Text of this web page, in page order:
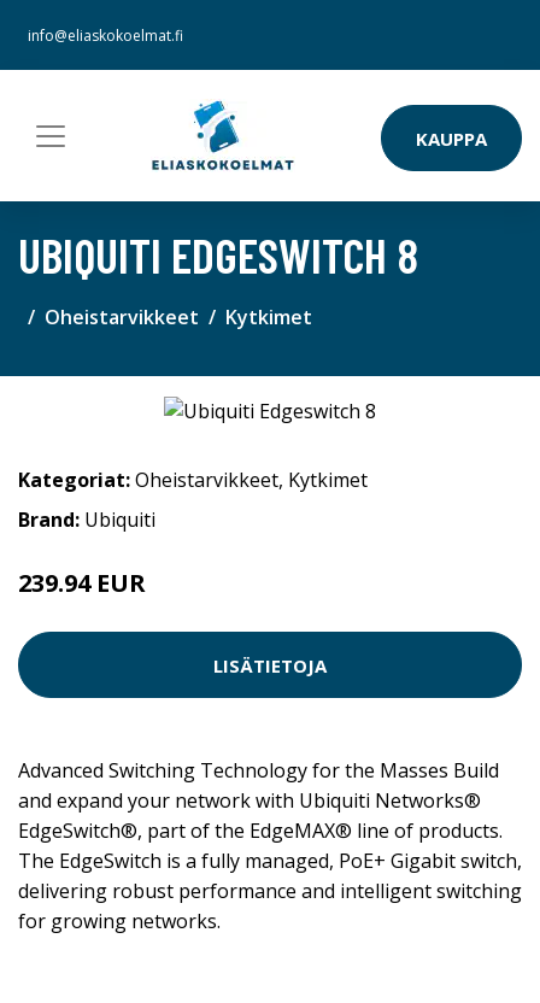
info@eliaskokoelmat.fi
KAUPPA
UBIQUITI EDGESWITCH 8
Oheistarvikkeet Kytkimet
Kategoriat:Oheistarvikkeet, Kytkimet
Brand: Ubiquiti
239.94 EUR
LISÄTIETOJA
Advanced Switching Technology for the Masses Build
and expand your network with Ubiquiti Networks®
EdgeSwitch®, part of the EdgeMAX® line of products.
The EdgeSwitch is a fully managed, PoE+ Gigabit switch,
delivering robust performance and intelligent switching
for growing networks.